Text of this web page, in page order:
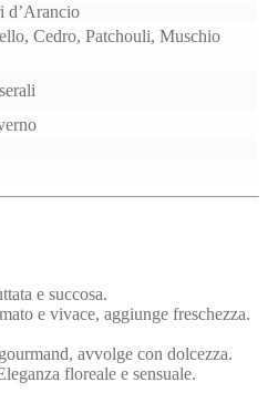
d’Arancio
Cedro, Patchouli, Muschio
e succosa.
e vivace, aggiunge freschezza.
avvolge con dolcezza.
floreale e sensuale.